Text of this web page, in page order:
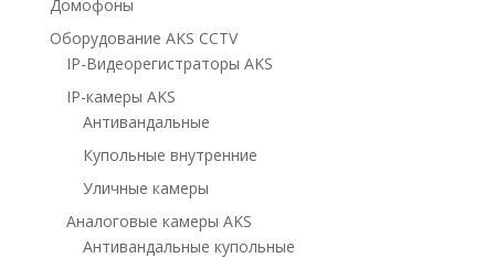
Домофоны
Оборудование AKS CCTV
IP-Видеорегистраторы AKS
IP-камеры AKS
Антивандальные
Купольные внутренние
Уличные камеры
Аналоговые камеры AKS
Антивандальные купольные